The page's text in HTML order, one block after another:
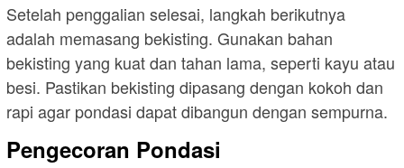
Setelah penggalian selesai, langkah berikutnya
adalah memasang bekisting. Gunakan bahan
bekisting yang kuat dan tahan lama, seperti kayu atau
besi. Pastikan bekisting dipasang dengan kokoh dan
rapi agar pondasi dapat dibangun dengan sempurna.
Pengecoran Pondasi